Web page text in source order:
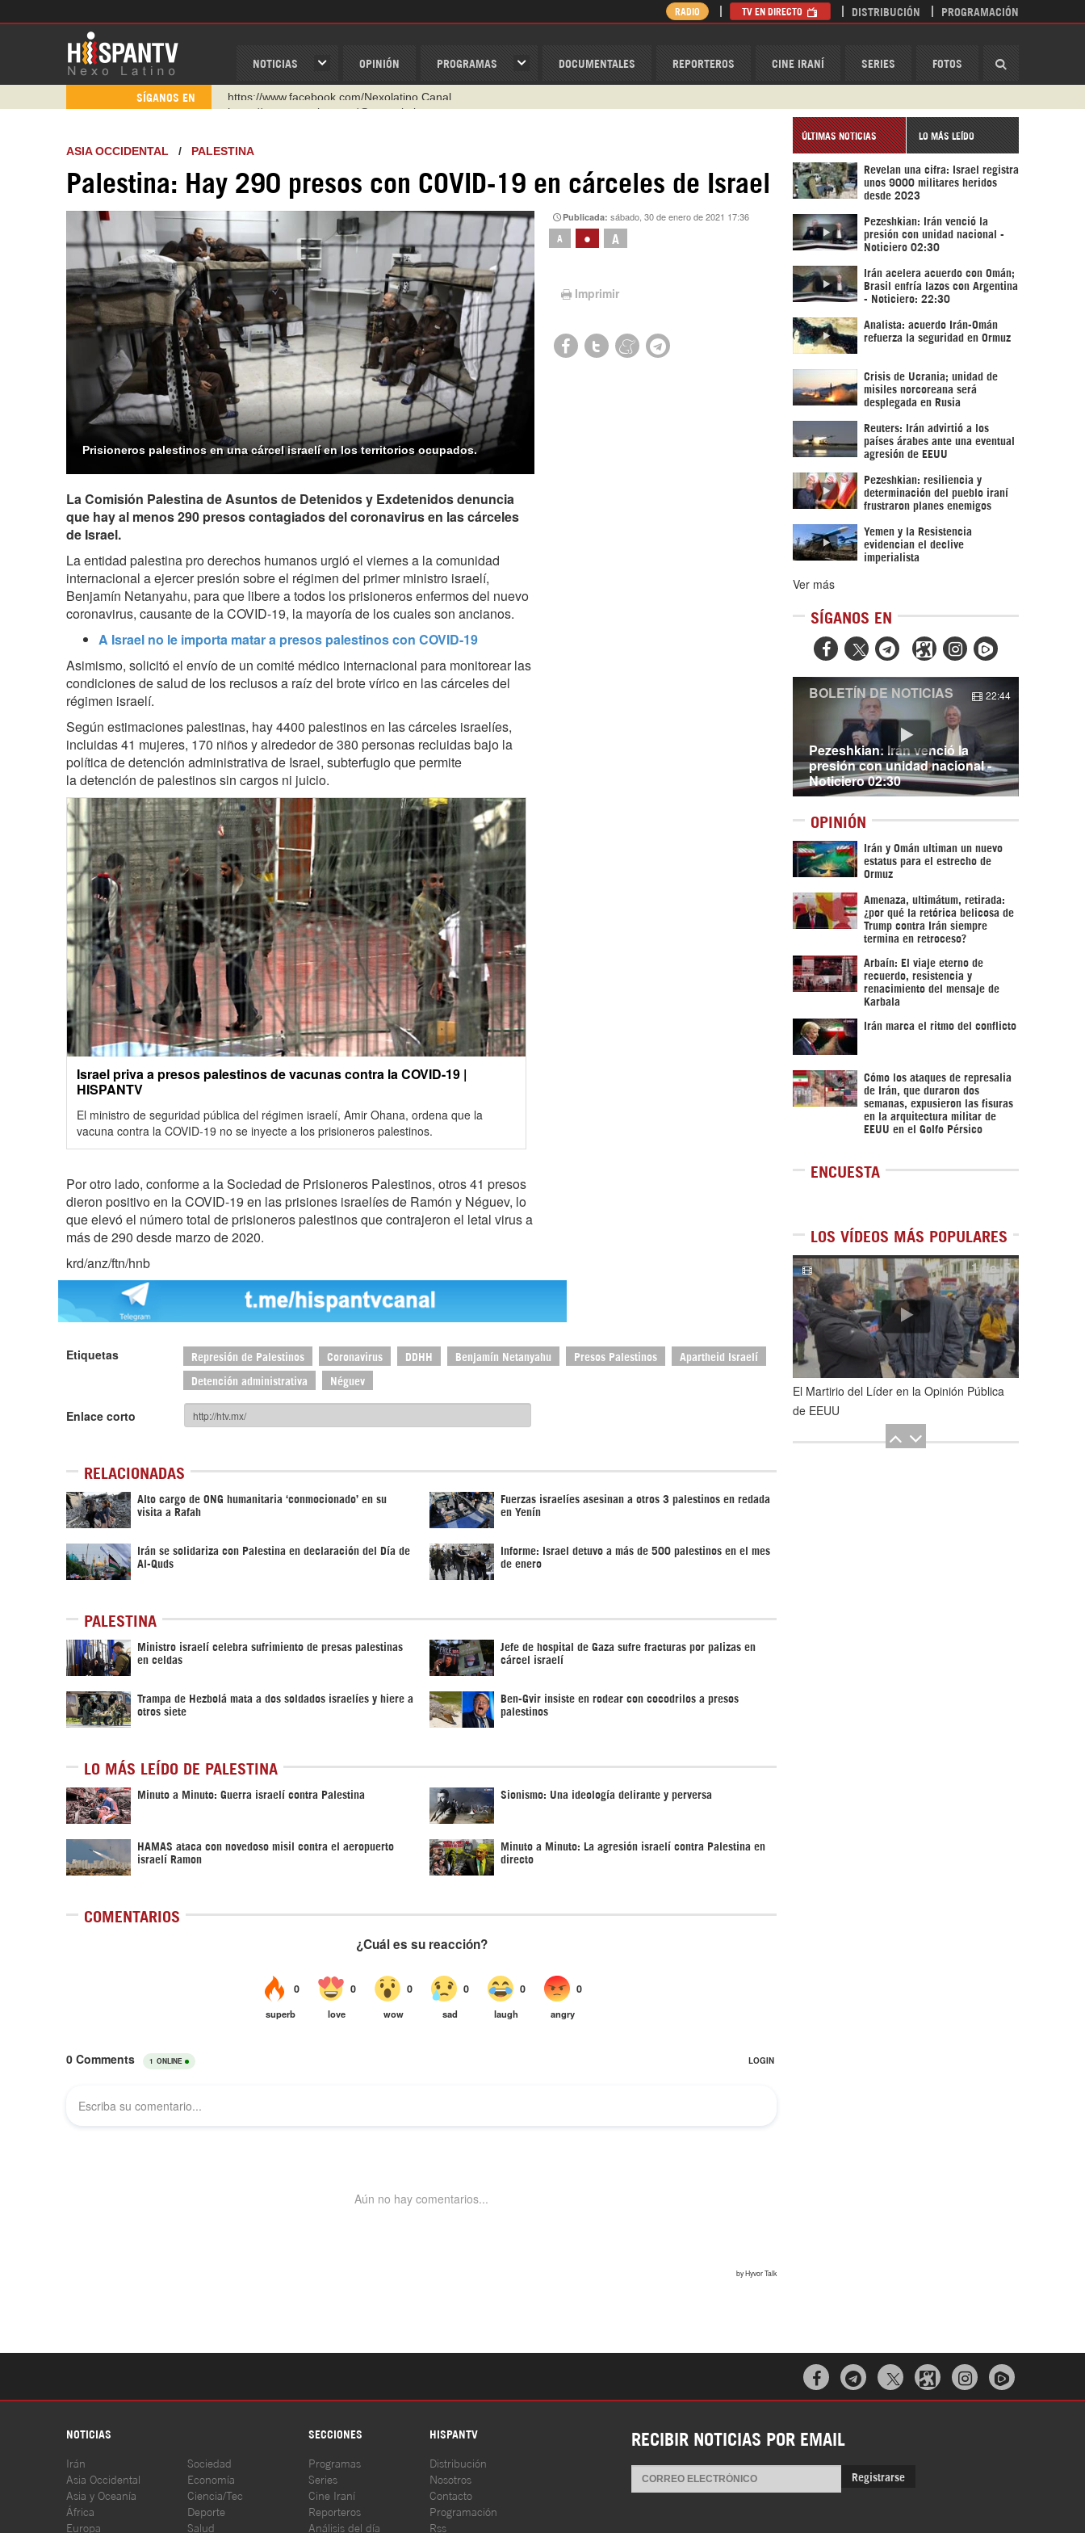
NOTICIAS OPINIÓN PROGRAMAS DOCUMENTALES REPORTEROS CINE IRANÍ SERIES FOTOS
RADIO TV EN DIRECTO DISTRIBUCIÓN PROGRAMACIÓN
SÍGANOS EN
https://www.youtube.com/@nexo_latino
https://t.me/hispantvcanal
WhatsApp y Viber: +98 921 79 29 404
Instagram como: hispan_tv
https://www.facebook.com/Nexolatino.Canal
ASIA OCCIDENTAL / PALESTINA
Palestina: Hay 290 presos con COVID-19 en cárceles de Israel
Prisioneros palestinos en una cárcel israelí en los territorios ocupados.
Publicada:sábado, 30 de enero de 2021 17:36
A • A
Imprimir
La Comisión Palestina de Asuntos de Detenidos y Exdetenidos denuncia
que hay al menos 290 presos contagiados del coronavirus en las cárceles
de Israel.
La entidad palestina pro derechos humanos urgió el viernes a la comunidad
internacional a ejercer presión sobre el régimen del primer ministro israelí,
Benjamín Netanyahu, para que libere a todos los prisioneros enfermos del nuevo
coronavirus, causante de la COVID-19, la mayoría de los cuales son ancianos.
A Israel no le importa matar a presos palestinos con COVID-19
Asimismo, solicitó el envío de un comité médico internacional para monitorear las
condiciones de salud de los reclusos a raíz del brote vírico en las cárceles del
régimen israelí.
Según estimaciones palestinas, hay 4400 palestinos en las cárceles israelíes,
incluidas 41 mujeres, 170 niños y alrededor de 380 personas recluidas bajo la
política de detención administrativa de Israel, subterfugio que permite
la detención de palestinos sin cargos ni juicio.
Israel priva a presos palestinos de vacunas contra la COVID-19 |
HISPANTV
El ministro de seguridad pública del régimen israelí, Amir Ohana, ordena que la
vacuna contra la COVID-19 no se inyecte a los prisioneros palestinos.
Por otro lado, conforme a la Sociedad de Prisioneros Palestinos, otros 41 presos
dieron positivo en la COVID-19 en las prisiones israelíes de Ramón y Néguev, lo
que elevó el número total de prisioneros palestinos que contrajeron el letal virus a
más de 290 desde marzo de 2020.
krd/anz/ftn/hnb
Etiquetas Represión de Palestinos Coronavirus DDHH Benjamín Netanyahu Presos Palestinos Apartheid Israelí
Detención administrativa Néguev
Enlace corto
RELACIONADAS
Alto cargo de ONG humanitaria ‘conmocionado’ en su
visita a Rafah
Fuerzas israelíes asesinan a otros 3 palestinos en redada
en Yenín
Irán se solidariza con Palestina en declaración del Día de
Al-Quds
Informe: Israel detuvo a más de 500 palestinos en el mes
de enero
PALESTINA
Ministro israelí celebra sufrimiento de presas palestinas
en celdas
Jefe de hospital de Gaza sufre fracturas por palizas en
cárcel israelí
Trampa de Hezbolá mata a dos soldados israelíes y hiere a
otros siete
Ben-Gvir insiste en rodear con cocodrilos a presos
palestinos
LO MÁS LEÍDO DE PALESTINA
Minuto a Minuto: Guerra israelí contra Palestina Sionismo: Una ideología delirante y perversa
HAMAS ataca con novedoso misil contra el aeropuerto
israelí Ramon
Minuto a Minuto: La agresión israelí contra Palestina en
directo
COMENTARIOS
ÚLTIMAS NOTICIAS LO MÁS LEÍDO
Revelan una cifra: Israel registra
unos 9000 militares heridos
desde 2023
Pezeshkian: Irán venció la
presión con unidad nacional -
Noticiero 02:30
Irán acelera acuerdo con Omán;
Brasil enfría lazos con Argentina
- Noticiero: 22:30
Analista: acuerdo Irán-Omán
refuerza la seguridad en Ormuz
Crisis de Ucrania; unidad de
misiles norcoreana será
desplegada en Rusia
Reuters: Irán advirtió a los
países árabes ante una eventual
agresión de EEUU
Pezeshkian: resiliencia y
determinación del pueblo iraní
frustraron planes enemigos
Yemen y la Resistencia
evidencian el declive
imperialista
Ver más
SÍGANOS EN
  
Pezeshkian: Irán venció la
presión con unidad nacional -
Noticiero 02:30
BOLETÍN DE NOTICIAS 22:44
OPINIÓN
Irán y Omán ultiman un nuevo
estatus para el estrecho de
Ormuz
Amenaza, ultimátum, retirada:
¿por qué la retórica belicosa de
Trump contra Irán siempre
termina en retroceso?
Arbaín: El viaje eterno de
recuerdo, resistencia y
renacimiento del mensaje de
Karbala
Irán marca el ritmo del conflicto
Cómo los ataques de represalia
de Irán, que duraron dos
semanas, expusieron las fisuras
en la arquitectura militar de
EEUU en el Golfo Pérsico
ENCUESTA
LOS VÍDEOS MÁS POPULARES
1de5
El Martirio del Líder en la Opinión Pública
de EEUU
  
NOTICIAS SECCIONES HISPANTV
Irán
Asia Occidental
Asia y Oceanía
África
Europa
Sociedad
Economía
Ciencia/Tec
Deporte
Salud
Programas
Series
Cine Iraní
Reporteros
Análisis del día
Distribución
Nosotros
Contacto
Programación
Rss
RECIBIR NOTICIAS POR EMAIL
Registrarse